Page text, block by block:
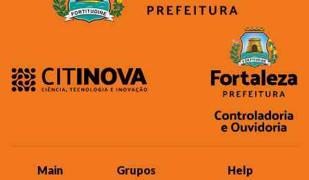
Main
Grupos
Help